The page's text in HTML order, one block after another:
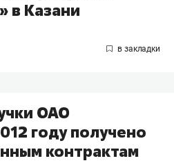
в Казани
ОАО
году получено
контрактам